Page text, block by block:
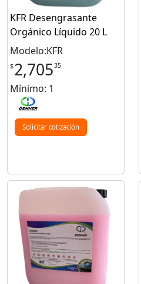
KFR Desengrasante
Orgánico Líquido 20 L
Modelo:KFR
$2,70535
Mínimo: 1
Solicitar cotización